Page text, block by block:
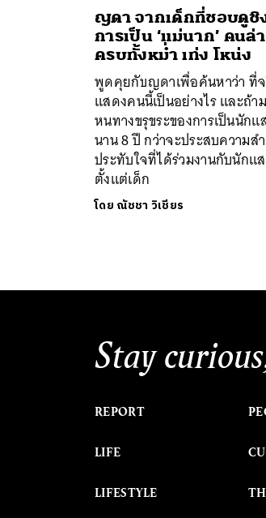
ญดา จากเด็กที่ชอบดูชิ
การเป็น ‘แม่นาก’ คน
ครบทั้งหม่ำ เท่ง โหน่ง
พูดคุยกับญดาเพื่อค้นหาว่า ที่
แสดงคนนี้เป็นอย่างไร และถ้
หนทางขรุขระของการเป็นนักแ
นาน 8 ปี กว่าจะประสบความส
ประทับใจที่ได้ร่วมงานกับนัก
ตั้งแต่เด็ก
โดย ณัชชา วิเชียร
Stay
REPORT
LIFE
LIFESTYLE